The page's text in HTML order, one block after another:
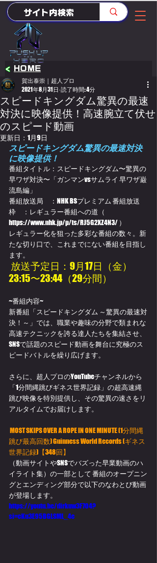
HOME
<
スピードキングダム驚異の最速
対決に映像提供！高速腕立て伏せ
のスピード動画
賀出泰崇｜超人プロ
2021年8月31日 読了時間: 4分
更新日： 1月9日
スピードキングダム驚異の最速対決
に映像提供！
番組タイトル：スピードキングダム〜驚異の
早ワザ対決〜「ガンマンvsサムライ 早ワザ巌
流島編」
番組放送局　：NHK BSプレミアム 番組放送
枠　：レギュラー番組への道（
https://www.nhk.jp/p/ts/RJ5G2XZ4N3/ ）
レギュラー化を狙った多彩な番組の数々。新
たな切り口で、これまでにない番組を目指し
ます。
23:15〜23:44（29分間）
~番組内容~
新番組「スピードキングダム ～驚異の最速対
決！～」では、職業や趣味の分野で類まれな
高速テクニックを誇る達人たちを集結させ、
SNSで話題のスピード動画を舞台に究極のス
ピードバトルを繰り広げます。
さらに、超人プロのYouTubeチャンネルから
「1分間縄跳びギネス世界記録」の超高速縄
跳び映像を特別提供し、その驚異の速さをリ
アルタイムでお届けします。
MOST SKIPS OVER A ROPE IN ONE MINUTE (1分間縄
跳び最高回数) Guinness World Records (ギネス
世界記録)【348回】
（動画サイトやSNSでバズった早業動画のハ
イライト集）の一部として 番組のオープニン
グとエンディング部分で以下のなわとび動画
が登場します。
https://youtu.be/dirkuw3F704?
si=cKu3E95BGLSML_4e